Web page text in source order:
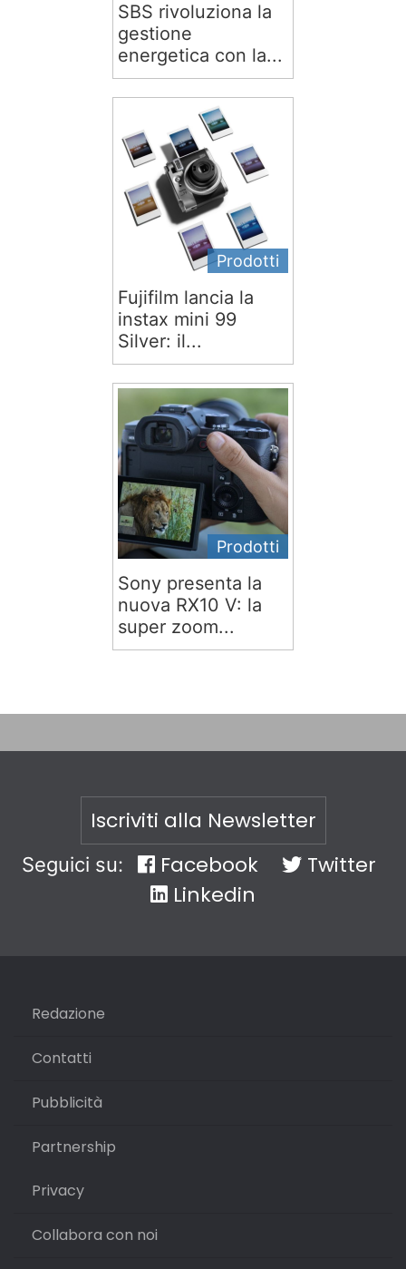
SBS rivoluziona la
gestione
energetica con la...
Prodotti
Fujifilm lancia la
instax mini 99
Silver: il...
Prodotti
Sony presenta la
nuova RX10 V: la
super zoom...
Iscriviti alla Newsletter
Seguici su: Facebook
Twitter
Linkedin
Redazione
Contatti
Pubblicità
Partnership
Privacy
Collabora con noi